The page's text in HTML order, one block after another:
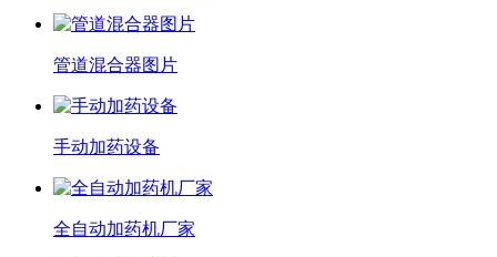
管道混合器图片
手动加药设备
全自动加药机厂家